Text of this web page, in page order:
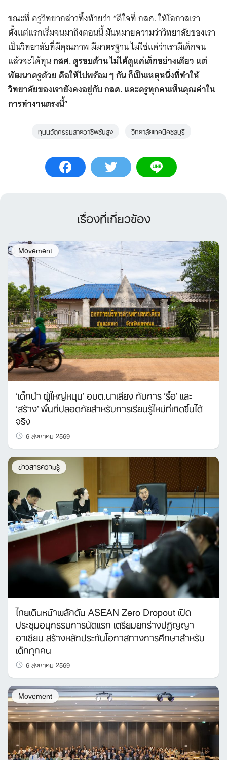
ขณะที่ ครูวิทยากล่าวทิ้งท้ายว่า “ดีใจที่ กสศ. ให้โอกาสเรา
ตั้งแต่แรกเริ่มจนมาถึงตอนนี้ มันหมายความว่าวิทยาลัยของเรา
เป็นวิทยาลัยที่มีคุณภาพ มีมาตรฐาน ไม่ใช่แค่ว่าเรามีเด็กจน
แล้วจะได้ทุนกสศ. ดูรอบด้าน ไม่ได้ดูแค่เด็กอย่างเดียว แต่
พัฒนาครูด้วย คือให้ไปพร้อม ๆ กัน ก็เป็นเหตุหนึ่งที่ทำให้
วิทยาลัยของเรายังคงอยู่กับ กสศ. และครูทุกคนเห็นคุณค่าใน
การทำงานตรงนี้”
ทุนนวัตกรรมสายอาชีพชั้นสูง วิทยาลัยเทคนิคชลบุรี
เรื่องที่เกี่ยวข้อง
Movement
‘เด็กนำ ผู้ใหญ่หนุน’ อบต.นาเลียง กับการ ‘รื้อ’ และ
‘สร้าง’ พื้นที่ปลอดภัยสำหรับการเรียนรู้ใหม่ที่เกิดขึ้นได้
จริง
6 สิงหาคม 2569
ข่าวสารความรู้
ไทยเดินหน้าผลักดัน ASEAN Zero Dropout เปิด
ประชุมอนุกรรมการนัดแรก เตรียมยกร่างปฏิญญา
อาเซียน สร้างหลักประกันโอกาสทางการศึกษาสำหรับ
เด็กทุกคน
6 สิงหาคม 2569
Movement